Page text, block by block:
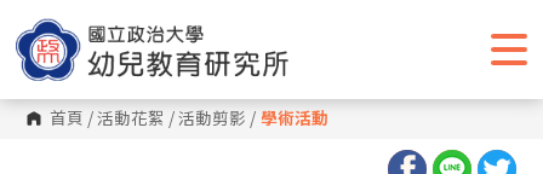
到
主
要
內
容
區 首頁 /活動花絮 /活動剪影 / 學術活動